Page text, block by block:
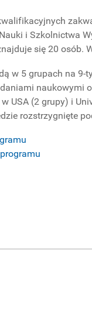
i Szkolnictwa
się 20 osób.
w 5 grupach na
USA (2 grupy) i
rozstrzygnięte